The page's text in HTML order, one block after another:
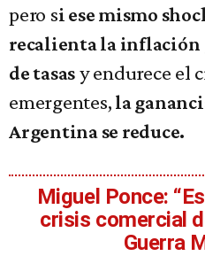
pero si ese mismo
recalienta la inflación
de tasas y endurece el
emergentes, la
Argentina se reduce.
Miguel Ponce:
crisis comercial
Guerra